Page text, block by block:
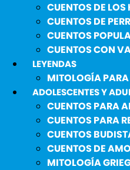
CUENTOS DE
CUENTOS DE
CUENTOS
CUENTOS CON
LEYENDAS
MITOLOGÍA
ADOLESCENTES Y
CUENTOS PARA
CUENTOS PARA
CUENTOS
CUENTOS DE
MITOLOGÍA